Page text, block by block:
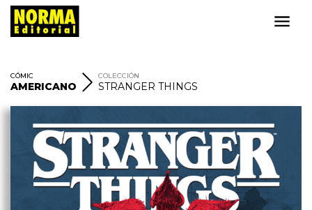
CÓMIC
AMERICANO
COLECCIÓN
STRANGER THINGS